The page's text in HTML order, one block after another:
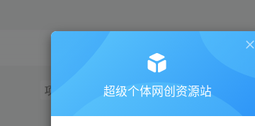
项目 引流 短视频 小红书
超级个体网创资源站